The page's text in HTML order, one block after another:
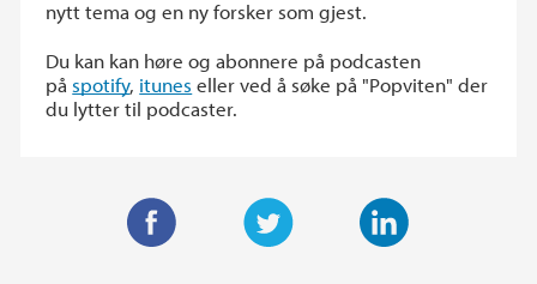
nytt tema og en ny forsker som gjest.
Du kan kan høre og abonnere på podcasten
påspotify, itunes eller ved å søke på "Popviten" der
du lytter til podcaster.